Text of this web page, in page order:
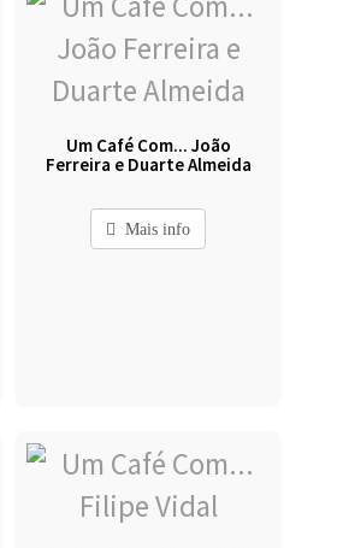
Um Café Com... João
Ferreira e Duarte Almeida
Mais info